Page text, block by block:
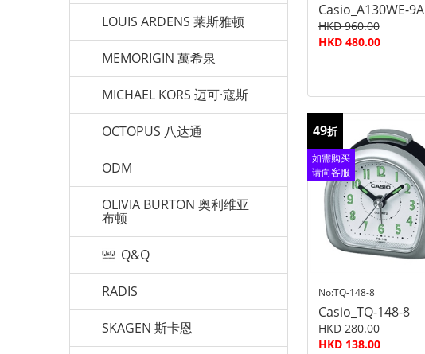
LOUIS ARDENS 莱斯雅顿
MEMORIGIN 萬希泉
MICHAEL KORS 迈可·寇斯
OCTOPUS 八达通
ODM
OLIVIA BURTON 奥利维亚
布顿
Q&Q
RADIS
SKAGEN 斯卡恩
Casio_A130WE-9A
HKD 960.00
HKD 480.00
49折
如需购买
请向客服
查询
No:TQ-148-8
Casio_TQ-148-8
HKD 280.00
HKD 138.00